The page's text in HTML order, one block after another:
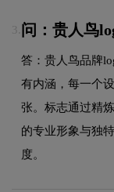
3. 问：贵人鸟
答：贵人鸟品牌
有内涵，每一个
张。标志通过精
的专业形象与独
度。